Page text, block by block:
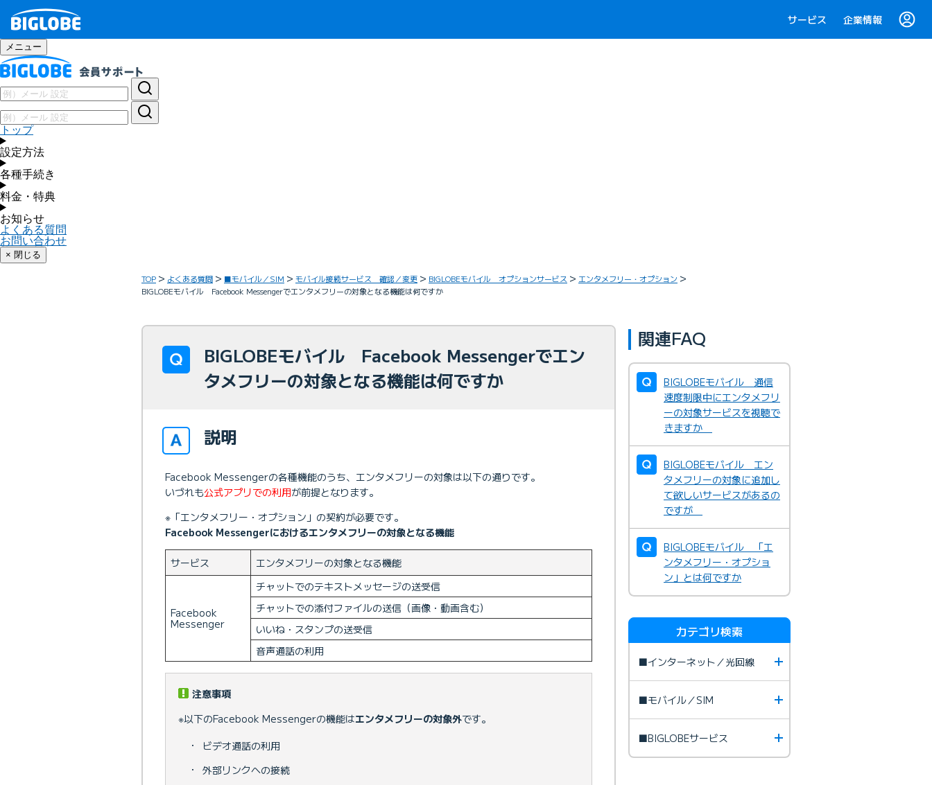
サービス 企業情報
メニュー
トップ
設定方法
各種手続き
料金・特典
お知らせ
よくある質問
お問い合わせ
× 閉じる
TOP よくある質問 ■モバイル／SIM モバイル接続サービス 確認／変更 BIGLOBEモバイル オプションサービス
エンタメフリー・オプション
BIGLOBEモバイル Facebook Messengerでエンタメフリーの対象となる機能は何ですか
BIGLOBEモバイル Facebook Messengerでエン
タメフリーの対象となる機能は何ですか
説明
Facebook Messengerの各種機能のうち、エンタメフリーの対象は以下の通りです。
いづれも公式アプリでの利用が前提となります。
※「エンタメフリー・オプション」の契約が必要です。
Facebook Messengerにおけるエンタメフリーの対象となる機能
サービス エンタメフリーの対象となる機能
Facebook
Messenger
チャットでのテキストメッセージの送受信
チャットでの添付ファイルの送信（画像・動画含む）
いいね・スタンプの送受信
音声通話の利用
注意事項
※以下のFacebook Messengerの機能はエンタメフリーの対象外です。
・
ビデオ通話の利用
・
外部リンクへの接続
関連FAQ
BIGLOBEモバイル 通信
速度制限中にエンタメフリ
ーの対象サービスを視聴で
きますか
BIGLOBEモバイル エン
タメフリーの対象に追加し
て欲しいサービスがあるの
ですが
BIGLOBEモバイル 「エ
ンタメフリー・オプショ
ン」とは何ですか
カテゴリ検索
■インターネット／光回線
■モバイル／SIM
■BIGLOBEサービス